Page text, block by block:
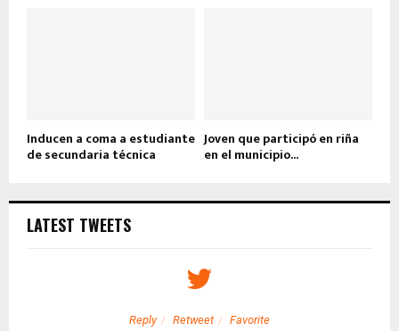
Inducen a coma a estudiante
de secundaria técnica
Joven que participó en riña
en el municipio...
LATEST TWEETS
Reply Retweet Favorite